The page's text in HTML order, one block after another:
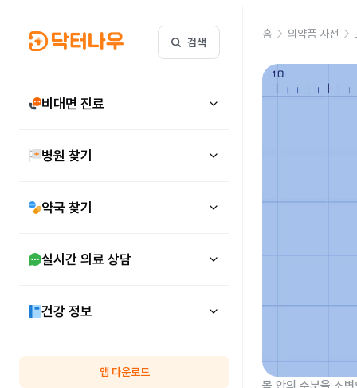
검색
비대면 진료
병원 찾기
약국 찾기
실시간 의료 상담
건강 정보
앱 다운로드
홈 의약품 사전